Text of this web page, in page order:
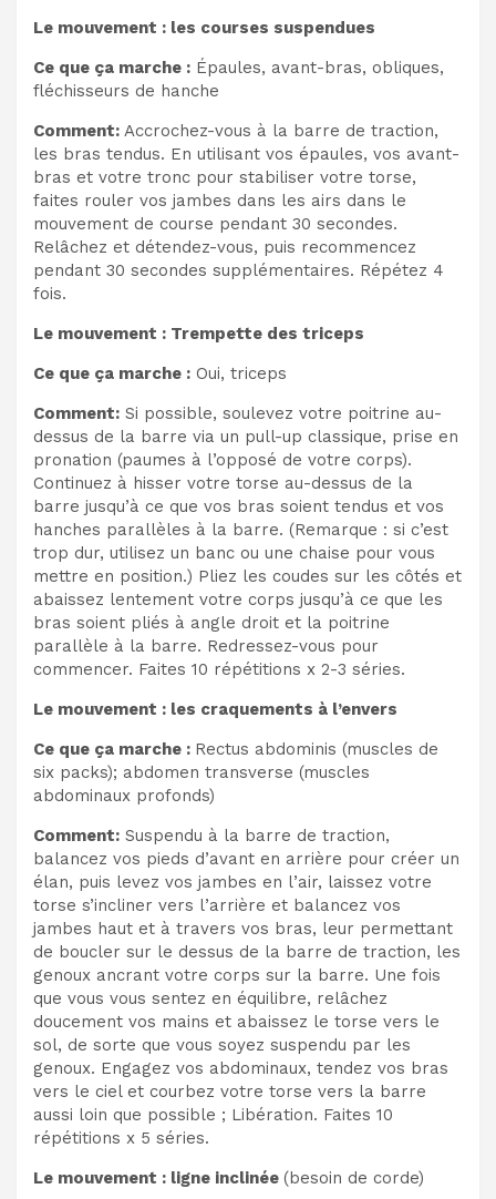
Le mouvement : les courses suspendues
Ce que ça marche : Épaules, avant-bras, obliques,
fléchisseurs de hanche
Comment: Accrochez-vous à la barre de traction,
les bras tendus. En utilisant vos épaules, vos avant-
bras et votre tronc pour stabiliser votre torse,
faites rouler vos jambes dans les airs dans le
mouvement de course pendant 30 secondes.
Relâchez et détendez-vous, puis recommencez
pendant 30 secondes supplémentaires. Répétez 4
fois.
Le mouvement : Trempette des triceps
Ce que ça marche : Oui, triceps
Comment: Si possible, soulevez votre poitrine au-
dessus de la barre via un pull-up classique, prise en
pronation (paumes à l’opposé de votre corps).
Continuez à hisser votre torse au-dessus de la
barre jusqu’à ce que vos bras soient tendus et vos
hanches parallèles à la barre. (Remarque : si c’est
trop dur, utilisez un banc ou une chaise pour vous
mettre en position.) Pliez les coudes sur les côtés et
abaissez lentement votre corps jusqu’à ce que les
bras soient pliés à angle droit et la poitrine
parallèle à la barre. Redressez-vous pour
commencer. Faites 10 répétitions x 2-3 séries.
Le mouvement : les craquements à l’envers
Ce que ça marche : Rectus abdominis (muscles de
six packs); abdomen transverse (muscles
abdominaux profonds)
Comment: Suspendu à la barre de traction,
balancez vos pieds d’avant en arrière pour créer un
élan, puis levez vos jambes en l’air, laissez votre
torse s’incliner vers l’arrière et balancez vos
jambes haut et à travers vos bras, leur permettant
de boucler sur le dessus de la barre de traction, les
genoux ancrant votre corps sur la barre. Une fois
que vous vous sentez en équilibre, relâchez
doucement vos mains et abaissez le torse vers le
sol, de sorte que vous soyez suspendu par les
genoux. Engagez vos abdominaux, tendez vos bras
vers le ciel et courbez votre torse vers la barre
aussi loin que possible ; Libération. Faites 10
répétitions x 5 séries.
Le mouvement : ligne inclinée (besoin de corde)